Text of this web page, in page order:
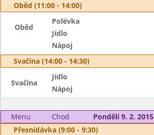
Oběd (11:00 - 14:00)
Oběd
Polévka
Jídlo
Nápoj
Svačina (14:00 - 14:30)
Svačina
Jídlo
Nápoj
Menu Chod
Pondělí 9. 2. 2015
Přesnídávka (9:00 - 9:30)